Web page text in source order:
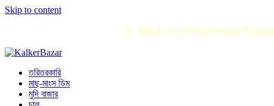
Skip to content
এই পরিসেবা এখন শুধু মাত্র সাভারের
তরিতরকারি
মাছ-মাংস ডিম
মুদি বাজার